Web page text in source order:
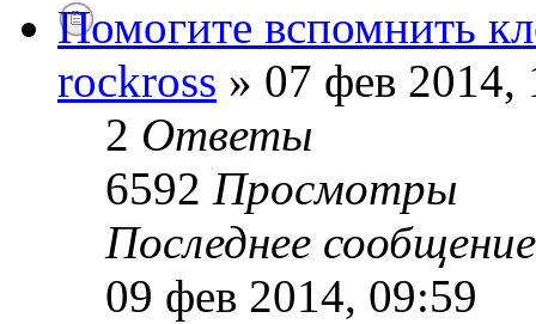
Помогите вспомнить
rockross » 07 фев 2014,
2 Ответы
6592 Просмотры
Последнее
09 фев 2014, 09:59